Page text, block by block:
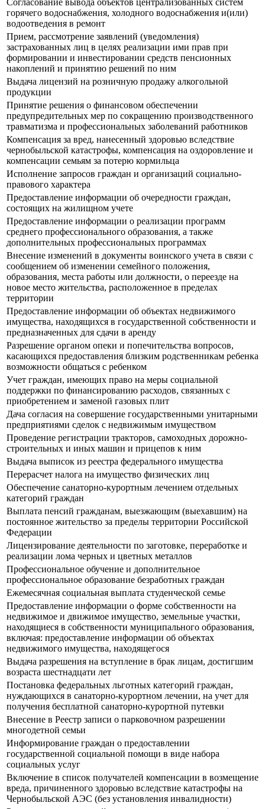
Согласование вывода объектов централизованных систем
горячего водоснабжения, холодного водоснабжения и(или)
водоотведения в ремонт
Прием, рассмотрение заявлений (уведомления)
застрахованных лиц в целях реализации ими прав при
формировании и инвестировании средств пенсионных
накоплений и принятию решений по ним
Выдача лицензий на розничную продажу алкогольной
продукции
Принятие решения о финансовом обеспечении
предупредительных мер по сокращению производственного
травматизма и профессиональных заболеваний работников
Компенсация за вред, нанесенный здоровью вследствие
чернобыльской катастрофы, компенсация на оздоровление и
компенсации семьям за потерю кормильца
Исполнение запросов граждан и организаций социально-
правового характера
Предоставление информации об очередности граждан,
состоящих на жилищном учете
Предоставление информации о реализации программ
среднего профессионального образования, а также
дополнительных профессиональных программах
Внесение изменений в документы воинского учета в связи с
сообщением об изменении семейного положения,
образования, места работы или должности, о переезде на
новое место жительства, расположенное в пределах
территории
Предоставление информации об объектах недвижимого
имущества, находящихся в государственной собственности и
предназначенных для сдачи в аренду
Разрешение органом опеки и попечительства вопросов,
касающихся предоставления близким родственникам ребенка
возможности общаться с ребенком
Учет граждан, имеющих право на меры социальной
поддержки по финансированию расходов, связанных с
приобретением и заменой газовых плит
Дача согласия на совершение государственными унитарными
предприятиями сделок с недвижимым имуществом
Проведение регистрации тракторов, самоходных дорожно-
строительных и иных машин и прицепов к ним
Выдача выписок из реестра федерального имущества
Перерасчет налога на имущество физических лиц
Обеспечение санаторно-курортным лечением отдельных
категорий граждан
Выплата пенсий гражданам, выезжающим (выехавшим) на
постоянное жительство за пределы территории Российской
Федерации
Лицензирование деятельности по заготовке, переработке и
реализации лома черных и цветных металлов
Профессиональное обучение и дополнительное
профессиональное образование безработных граждан
Ежемесячная социальная выплата студенческой семье
Предоставление информации о форме собственности на
недвижимое и движимое имущество, земельные участки,
находящиеся в собственности муниципального образования,
включая: предоставление информации об объектах
недвижимого имущества, находящегося
Выдача разрешения на вступление в брак лицам, достигшим
возраста шестнадцати лет
Постановка федеральных льготных категорий граждан,
нуждающихся в санаторно-курортном лечении, на учет для
получения бесплатной санаторно-курортной путевки
Внесение в Реестр записи о парковочном разрешении
многодетной семьи
Информирование граждан о предоставлении
государственной социальной помощи в виде набора
социальных услуг
Включение в список получателей компенсации в возмещение
вреда, причиненного здоровью вследствие катастрофы на
Чернобыльской АЭС (без установления инвалидности)